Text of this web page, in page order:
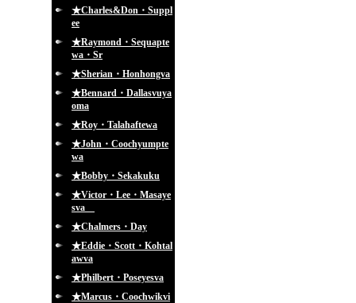
★Charles&Don・Suppl
ee
★Raymond・Sequapte
wa・Sr
★Sherian・Honhongva
★Bennard・Dallasvuya
oma
★Roy・Talahaftewa
★John・Coochyumpte
wa
★Bobby・Sekakuku
★Victor・Lee・Masaye
sva
★Chalmers・Day
★Eddie・Scott・Kohtal
awva
★Philbert・Poseyesva
★Marcus・Coochwikvi